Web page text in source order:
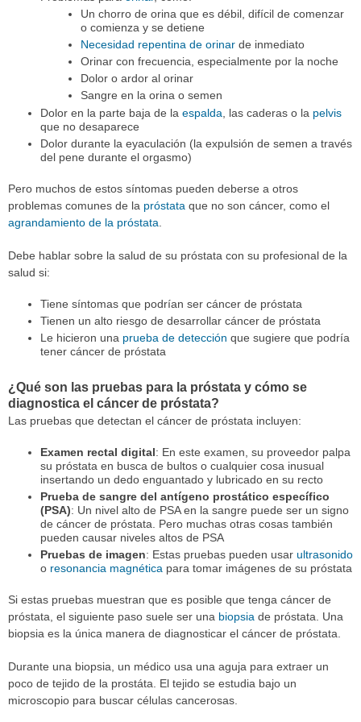
Un chorro de orina que es débil, difícil de comenzar
o comienza y se detiene
Necesidad repentina de orinarde inmediato
Orinar con frecuencia, especialmente por la noche
Dolor o ardor al orinar
Sangre en la orina o semen
Dolor en la parte baja de la espalda , las caderas o la pelvis
que no desaparece
Dolor durante la eyaculación (la expulsión de semen a través
del pene durante el orgasmo)
Pero muchos de estos síntomas pueden deberse a otros
problemas comunes de la próstata que no son cáncer, como el
agrandamiento de la próstata
Debe hablar sobre la salud de su próstata con su profesional de la
salud si:
Tiene síntomas que podrían ser cáncer de próstata
Tienen un alto riesgo de desarrollar cáncer de próstata
Le hicieron una prueba de detección que sugiere que podría
tener cáncer de próstata
¿Qué son las pruebas para la próstata y cómo se
diagnostica el cáncer de próstata?
Las pruebas que detectan el cáncer de próstata incluyen:
Examen rectal digital: En este examen, su proveedor palpa
su próstata en busca de bultos o cualquier cosa inusual
insertando un dedo enguantado y lubricado en su recto
Prueba de sangre del antígeno prostático específico
(PSA): Un nivel alto de PSA en la sangre puede ser un signo
de cáncer de próstata. Pero muchas otras cosas también
pueden causar niveles altos de PSA
Pruebas de imagen: Estas pruebas pueden usar ultrasonido
o resonancia magnéticapara tomar imágenes de su próstata
Si estas pruebas muestran que es posible que tenga cáncer de
próstata, el siguiente paso suele ser una biopsia de próstata. Una
biopsia es la única manera de diagnosticar el cáncer de próstata.
Durante una biopsia, un médico usa una aguja para extraer un
poco de tejido de la prostáta. El tejido se estudia bajo un
microscopio para buscar células cancerosas.